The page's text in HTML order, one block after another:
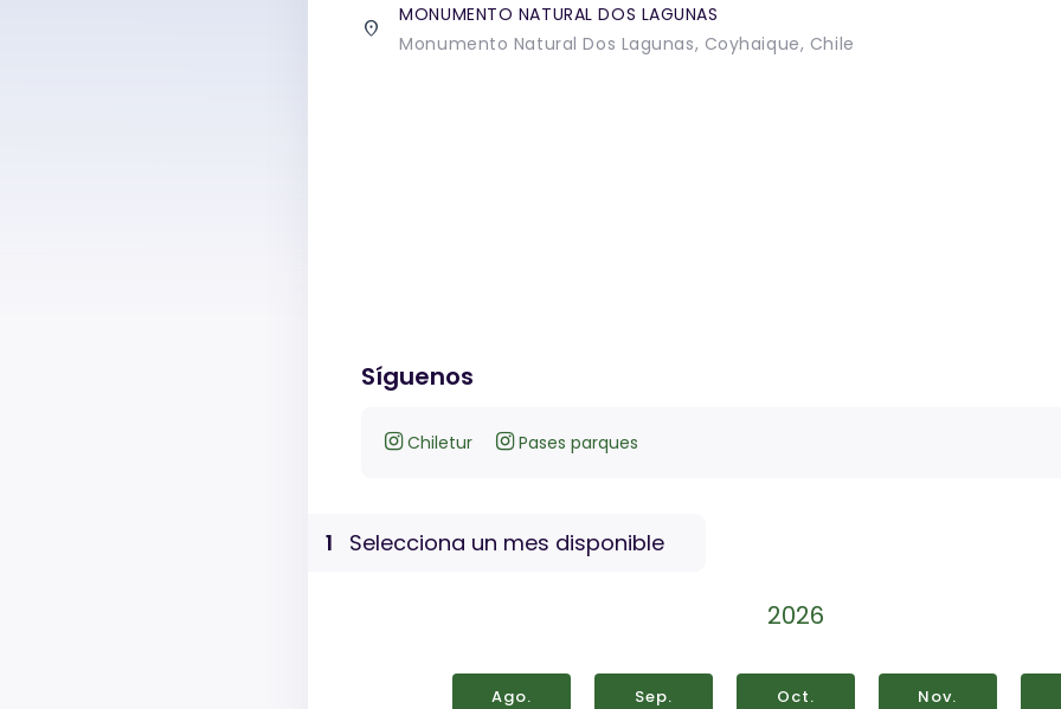
place
MONUMENTO NATURAL DOS LAGUNAS
Monumento Natural Dos Lagunas, Coyhaique, Chile
Síguenos
Chiletur Pases parques
Selecciona un mes disponible
1
2026
Ago. Sep. Oct. Nov.